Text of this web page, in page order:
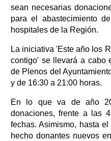
sean necesarias
para el abastecimiento
hospitales de la Región.
La iniciativa 'Este año los
contigo' se llevará a cabo
de Plenos del
y de 16:30 a 21:00 horas.
En lo que va de año
donaciones, frente a las
fechas. Asimismo, hasta
hecho donantes nuevos